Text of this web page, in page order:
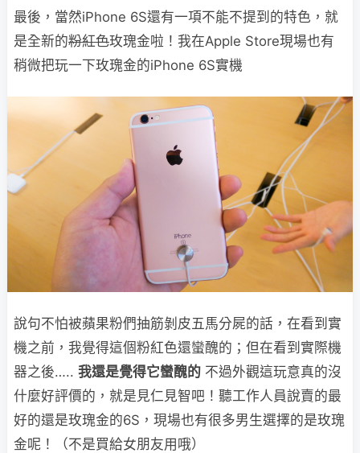
最後，當然iPhone 6S還有一項不能不提到的特色，就
是全新的粉紅色玫瑰金啦！我在Apple Store現場也有
稍微把玩一下玫瑰金的iPhone 6S實機
說句不怕被蘋果粉們抽筋剝皮五馬分屍的話，在看到實
機之前，我覺得這個粉紅色還蠻醜的；但在看到實際機
器之後….. 我還是覺得它蠻醜的 不過外觀這玩意真的沒
什麼好評價的，就是見仁見智吧！聽工作人員說賣的最
好的還是玫瑰金的6S，現場也有很多男生選擇的是玫瑰
金呢！（不是買給女朋友用哦）